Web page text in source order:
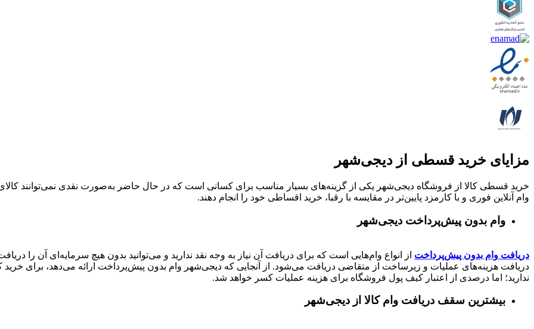
مزایای خرید قسطی از دیجی‌شهر
خرید قسطی کالا از فروشگاه دیجی‌شهر یکی از گزینه‌های بسیار مناسب برای کسانی است که در حال حاضر به‌صورت نقدی نمی‌توانند کالای
وام آنلاین فوری و با کارمزد پایین‌تر در مقایسه با رقبا، خرید اقساطی خود را انجام دهند.
وام بدون پیش‌پرداخت‌ دیجی‌شهر
دریافت وام بدون پیش‌پرداخت از انواع وام‌هایی است که برای دریافت آن نیاز به وجه نقد ندارید و می‌توانید بدون هیچ سرمایه‌ای آن را
دریافت هزینه‌های عملیات و زیرساخت از متقاضی دریافت می‌شود. از آنجایی که دیجی‌شهر وام بدون پیش‌پرداخت ارائه می‌دهد، برای
ندارید؛ اما درصدی از اعتبار کیف پول فروشگاه برای هزینه عملیات کسر خواهد شد.
بیشترین سقف دریافت وام کالا از دیجی‌شهر